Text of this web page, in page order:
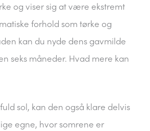
og viser sig at være ekstremt
forhold som tørke og
kan du nyde dens gavmilde
seks måneder. Hvad mere kan
sol, kan den også klare delvis
egne, hvor somrene er